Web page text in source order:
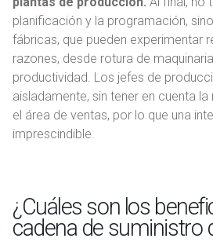
planificación y la programación,
fábricas, que pueden experimentar
razones, desde rotura de
productividad. Los jefes de
aisladamente, sin tener en cuenta
el área de ventas, por lo que una
imprescindible.
¿Cuáles son los
cadena de suministro